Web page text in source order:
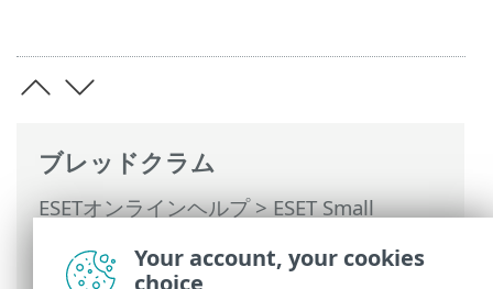
ブレッドクラム
ESETオンラインヘルプ>ESET Small
Securityの操作>設定>コンピュータ保護
Your account, your cookies
choice